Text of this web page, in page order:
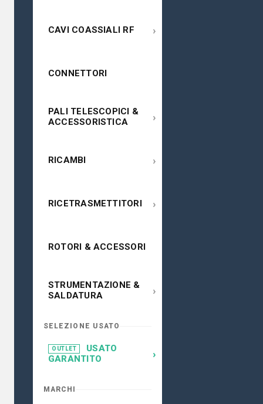
CAVI COASSIALI RF ›
CONNETTORI
PALI TELESCOPICI &
ACCESSORISTICA
›
RICAMBI ›
RICETRASMETTITORI ›
ROTORI & ACCESSORI
STRUMENTAZIONE &
SALDATURA
›
SELEZIONE USATO
OUTLET
USATO
GARANTITO
›
MARCHI